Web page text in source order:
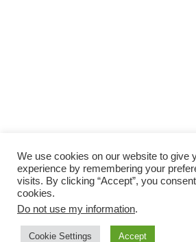
We use cookies on our website to give
experience by remembering your
visits. By clicking “Accept”, you
cookies.
Do not use my information.
Cookie Settings Accept